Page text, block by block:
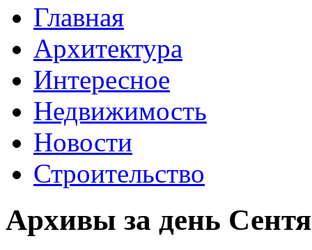
Главная
Архитектура
Интересное
Недвижимость
Новости
Строительство
Архивы за день